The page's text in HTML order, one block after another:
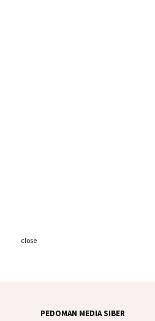
PEDOMAN MEDIA SIBER
close